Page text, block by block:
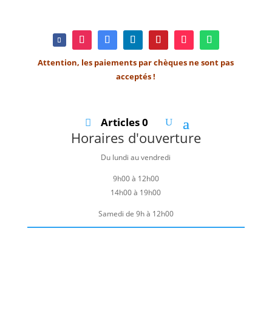
Attention, les paiements par chèques ne sont pas
acceptés !
Articles 0
Horaires d'ouverture
Du lundi au vendredi
9h00 à 12h00
14h00 à 19h00
Samedi de 9h à 12h00